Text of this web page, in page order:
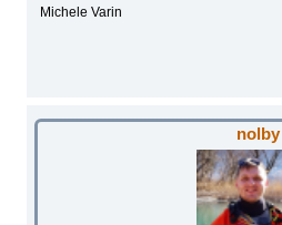
Michele Varin
nolby